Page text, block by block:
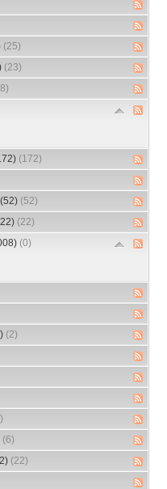
(25)
(23)
(172)
(52)
(22)
(0)
(2)
(6)
(22)